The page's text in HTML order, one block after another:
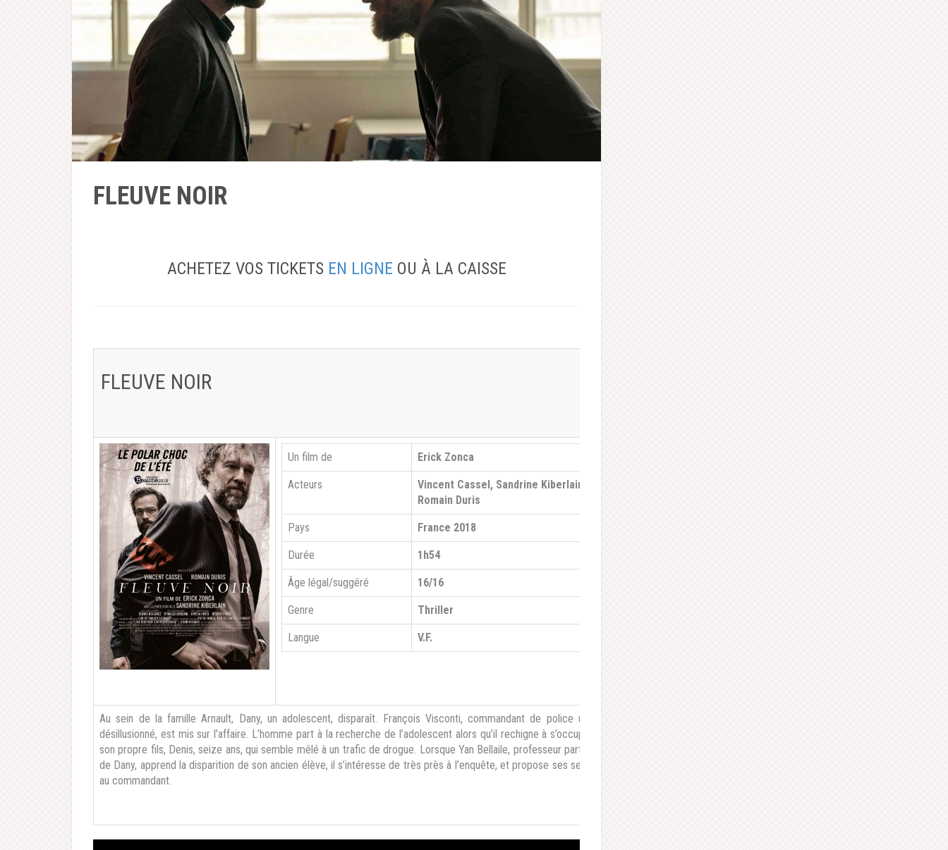
FLEUVE NOIR
ACHETEZ VOS TICKETS EN LIGNE OU À LA CAISSE
FLEUVE NOIR
Un film de Erick Zonca
Acteurs
Vincent Cassel, Sandrine Kiberlain,
Romain Duris
Pays France 2018
Durée 1h54
Âge légal/suggéré 16/16
Genre Thriller
Langue V.F.
Au sein de la famille Arnault, Dany, un adolescent, disparaît. François Visconti, commandant de police usé et
désillusionné, est mis sur l’affaire. L’homme part à la recherche de l’adolescent alors qu’il rechigne à s’occuper de
son propre fils, Denis, seize ans, qui semble mêlé à un trafic de drogue. Lorsque Yan Bellaile, professeur particulier
de Dany, apprend la disparition de son ancien élève, il s’intéresse de très près à l’enquête, et propose ses services
au commandant.